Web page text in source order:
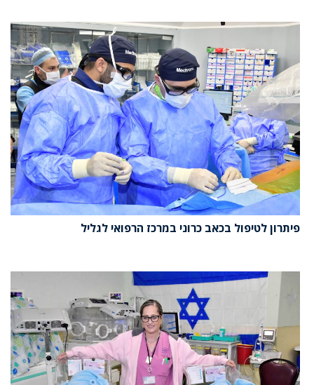
פיתרון לטיפול בכאב כרוני במרכז הרפואי לגליל